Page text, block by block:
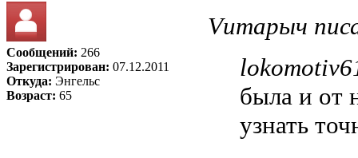
Сообщений: 266
Зарегистрирован: 07.12.2011
Откуда: Энгельс
Возраст: 65
Vитарыч
была и от
узнать